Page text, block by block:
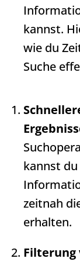
kannst.
wie du
Suche
kannst
zeitnah
erhalten.
Filterung